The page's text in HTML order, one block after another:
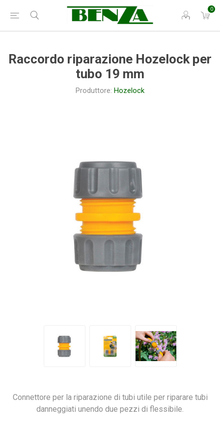
0
Raccordo riparazione Hozelock per
tubo 19 mm
Produttore: Hozelock
Connettore per la riparazione di tubi utile per riparare tubi
danneggiati unendo due pezzi di flessibile.